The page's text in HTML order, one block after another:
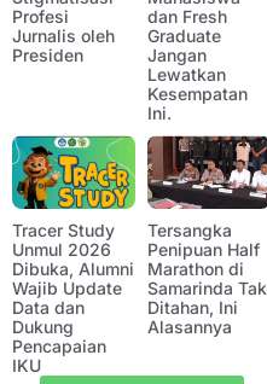
Profesi
Jurnalis oleh
Presiden
dan Fresh
Graduate
Jangan
Lewatkan
Kesempatan
Ini.
Tracer Study
Unmul 2026
Dibuka, Alumni
Wajib Update
Data dan
Dukung
Pencapaian
IKU
Tersangka
Penipuan Half
Marathon di
Samarinda Tak
Ditahan, Ini
Alasannya